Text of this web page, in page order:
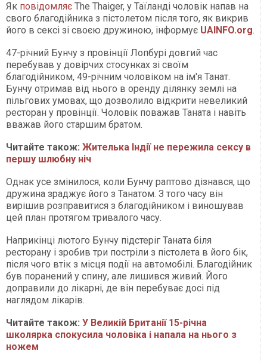
Як повідомляє The Thaiger, у Таїланді чоловік напав на
свого благодійника з пістолетом після того, як викрив
його в сексі зі своєю дружиною, інформує UAINFO.org.
47-річний Бунчу з провінції Лопбурі довгий час
перебував у довірчих стосунках зі своїм
благодійником, 49-річним чоловіком на ім'я Танат.
Бунчу отримав від нього в оренду ділянку землі на
пільгових умовах, що дозволило відкрити невеликий
ресторан у провінції. Чоловік поважав Таната і навіть
вважав його старшим братом.
Читайте також: Жителька Індії не пережила сексу в
першу шлюбну ніч
Однак усе змінилося, коли Бунчу раптово дізнався, що
дружина зраджує його з Танатом. З того часу він
вирішив розправитися з благодійником і виношував
цей план протягом тривалого часу.
Наприкінці лютого Бунчу підстеріг Таната біля
ресторану і зробив три постріли з пістолета в його бік,
після чого втік з місця події на автомобілі. Благодійник
був поранений у спину, але лишився живий. Його
доправили до лікарні, де він перебуває досі під
наглядом лікарів.
Читайте також: У Великій Британії 15-річна
школярка спокусила чоловіка і напала на нього з
ножем